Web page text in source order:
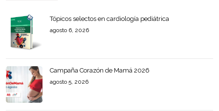
Tópicos selectos en cardiología pediátrica
agosto 6, 2026
Campaña Corazón de Mamá 2026
agosto 5, 2026